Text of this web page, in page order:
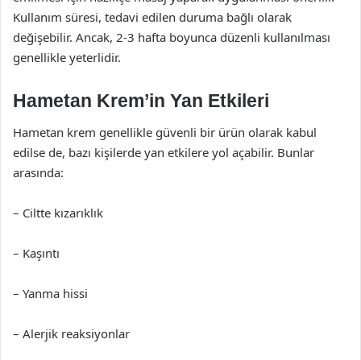
Kullanım süresi, tedavi edilen duruma bağlı olarak
değişebilir. Ancak, 2-3 hafta boyunca düzenli kullanılması
genellikle yeterlidir.
Hametan Krem’in Yan Etkileri
Hametan krem genellikle güvenli bir ürün olarak kabul
edilse de, bazı kişilerde yan etkilere yol açabilir. Bunlar
arasında:
– Ciltte kızarıklık
– Kaşıntı
– Yanma hissi
– Alerjik reaksiyonlar